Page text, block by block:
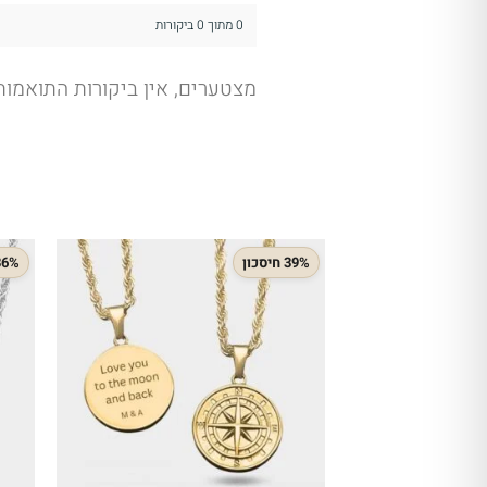
0 מתוך 0 ביקורות
מצטערים, אין ביקורות
39% חיסכון 36%